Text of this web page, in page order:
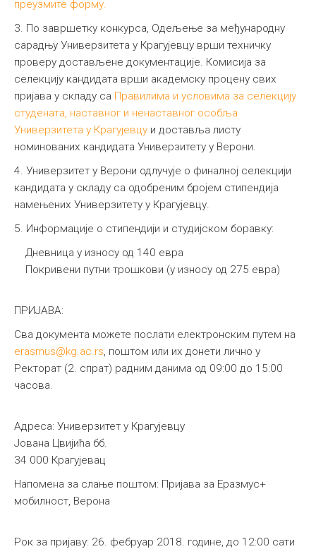
преузмите форму.
3. По завршетку конкурса, Одељење за међународну
сарадњу Универзитета у Крагујевцу врши техничку
проверу достављене документације. Комисија за
селекцију кандидата врши академску процену свих
пријава у складу са Правилима и условима за селекцију
студената, наставног и ненаставног особља
Универзитета у Крагујевцу и доставља листу
номинованих кандидата Универзитету у Верони.
4. Универзитет у Верони одлучује о финалној селекцији
кандидата у складу са одобреним бројем стипендија
намењених Универзитету у Крагујевцу.
5. Информације о стипендији и студијском боравку:
Дневница у износу од 140 евра
Покривени путни трошкови (у износу од 275 евра)
ПРИЈАВА:
Сва документа можете послати електронским путем на
erasmus@kg.ac.rs , поштом или их донети лично у
Ректорат (2. спрат) радним данима од 09:00 до 15:00
часова.
Адреса: Универзитет у Крагујевцу
Јована Цвијића бб.
34 000 Крагујевац
Напомена за слање поштом: Пријава за Еразмус+
мобилност, Верона
Рок за пријаву: 26. фебруар 2018. године, до 12:00 сати